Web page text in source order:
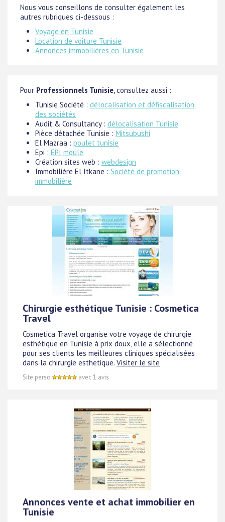
Nous vous conseillons de consulter également les
autres rubriques ci-dessous :
Voyage en Tunisie
Location de voiture Tunisie
Annonces immobilières en Tunisie
Pour Professionnels Tunisie , consultez aussi :
Tunisie Société : délocalisation et défiscalisation
des sociétés
Audit & Consultancy : délocalisation Tunisie
Pièce détachée Tunisie : Mitsubushi
El Mazraa : poulet tunisie
Epi : EPI moule
Création sites web : webdesign
Immobilière El Itkane : Société de promotion
immobilière
Chirurgie esthétique Tunisie : Cosmetica
Travel
Cosmetica Travel organise votre voyage de chirurgie
esthétique en Tunisie à prix doux, elle a sélectionné
pour ses clients les meilleures cliniques spécialisées
dans la chirurgie esthetique. Visiter le site
Site perso avec 1 avis
Annonces vente et achat immobilier en
Tunisie